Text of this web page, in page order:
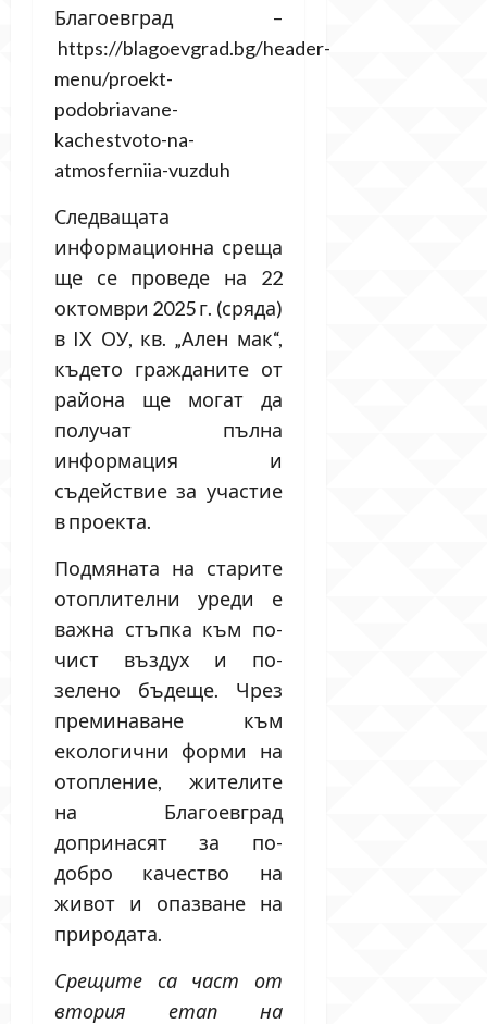
Благоевград –
https://blagoevgrad.bg/header-
menu/proekt-
podobriavane-
kachestvoto-na-
atmosferniia-vuzduh
Следващата
информационна среща
ще се проведе на 22
октомври 2025 г. (сряда)
в IX ОУ, кв. „Ален мак“,
където гражданите от
района ще могат да
получат пълна
информация и
съдействие за участие
в проекта.
Подмяната на старите
отоплителни уреди е
важна стъпка към по-
чист въздух и по-
зелено бъдеще. Чрез
преминаване към
екологични форми на
отопление, жителите
на Благоевград
допринасят за по-
добро качество на
живот и опазване на
природата.
Срещите са част от
втория етап на